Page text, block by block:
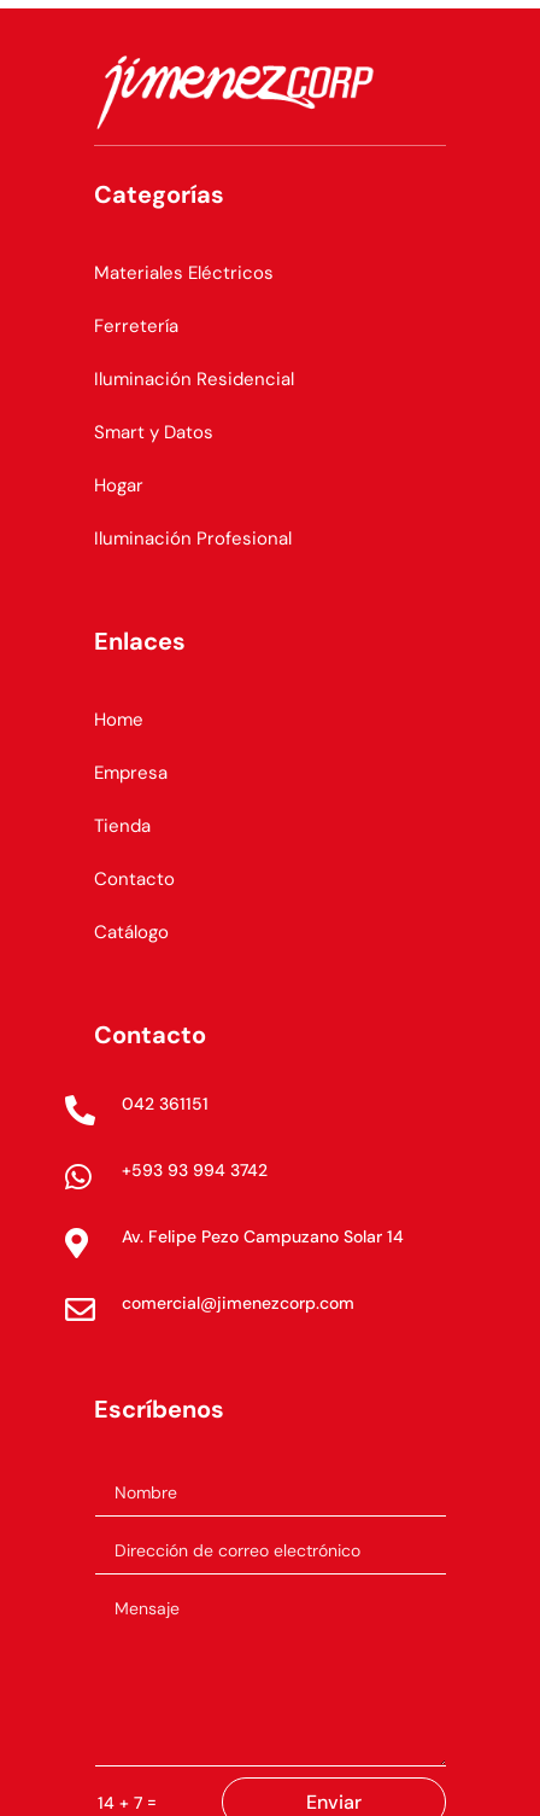
Categorías
Materiales Eléctricos
Ferretería
Iluminación Residencial
Smart y Datos
Hogar
Iluminación Profesional
Enlaces
Home
Empresa
Tienda
Contacto
Catálogo
Contacto
 042 361151
 +593 93 994 3742
 Av. Felipe Pezo Campuzano Solar 14
 comercial@jimenezcorp.com
Escríbenos
14 + 7= Enviar